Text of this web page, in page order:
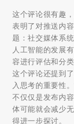
这个评论很有趣
表明了对推送内
题：社交媒体系
人工智能的发展
容进行评估和分
这个评论还提到
入思考的重要性
不仅仅是发布内
体可能就会减少
得进一步探讨。